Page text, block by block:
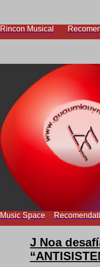
Rincon Musical
Music Space
J Noa